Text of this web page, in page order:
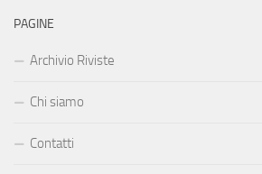
PAGINE
Archivio Riviste
Chi siamo
Contatti